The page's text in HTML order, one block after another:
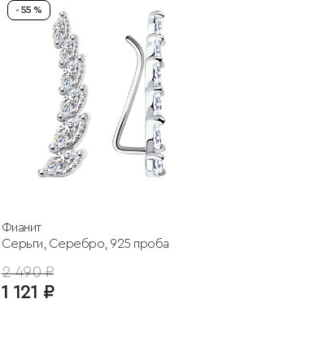
- 55 %
Фианит
Серьги, Серебро, 925 проба
2 490 ₽
1 121 ₽